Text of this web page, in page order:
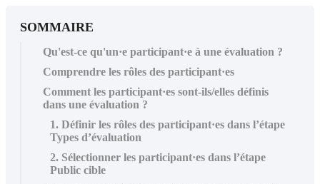
SOMMAIRE
Qu'est-ce qu'un·e participant·e à une évaluation ?
Comprendre les rôles des participant·es
Comment les participant·es sont-ils/elles définis
dans une évaluation ?
1. Définir les rôles des participant·es dans l’étape
Types d’évaluation
2. Sélectionner les participant·es dans l’étape
Public cible